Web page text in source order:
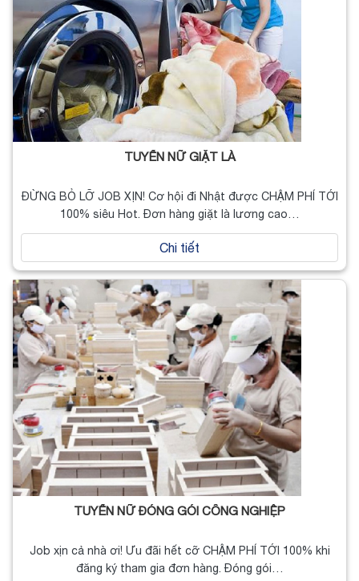
TUYỂN NỮ GIẶT LÀ
ĐỪNG BỎ LỠ JOB XỊN! Cơ hội đi Nhật được CHẬM PHÍ TỚI
100% siêu Hot. Đơn hàng giặt là lương cao…
Chi tiết
TUYỂN NỮ ĐÓNG GÓI CÔNG NGHIỆP
Job xịn cả nhà ơi! Ưu đãi hết cỡ CHẬM PHÍ TỚI 100% khi
đăng ký tham gia đơn hàng. Đóng gói…